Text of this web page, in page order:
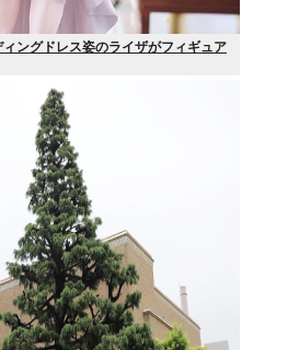
ィングドレス姿のライザがフィギュア